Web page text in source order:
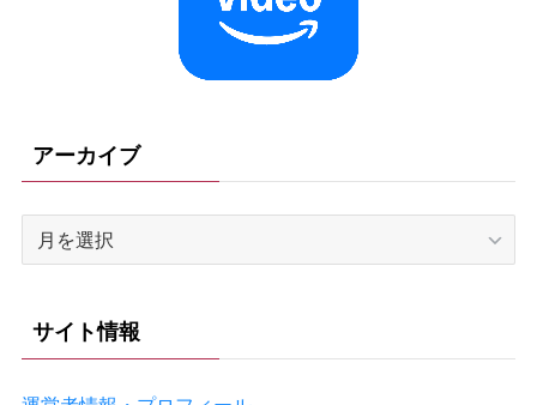
アーカイブ
イ
サイト情報